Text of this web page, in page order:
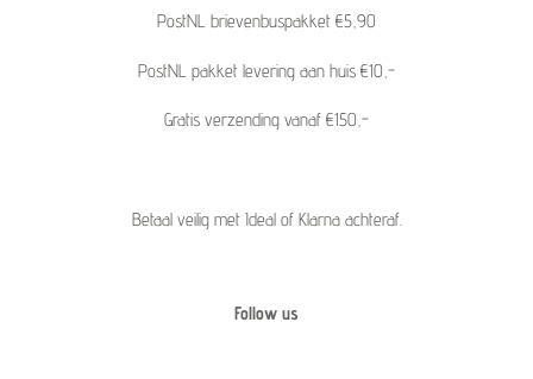
PostNL brievenbuspakket €5,90
PostNL pakket levering aan huis €10,-
Gratis verzending vanaf €150,-
Betaal veilig met Ideal of Klarna achteraf.
Follow us